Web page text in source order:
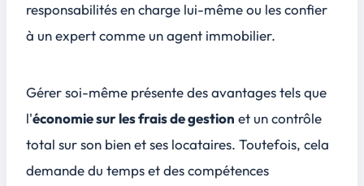
responsabilités en charge lui-même ou les confier
à un expert comme un agent immobilier.
Gérer soi-même présente des avantages tels que
l'économie sur les frais de gestion et uncontrôle
total sur son bien et ses locataires. Toutefois, cela
demande du temps et des compétences